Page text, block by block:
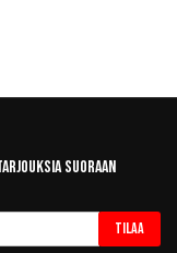
suoraan
Tilaa